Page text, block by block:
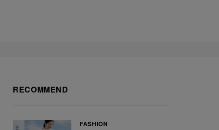
RECOMMEND
FASHION